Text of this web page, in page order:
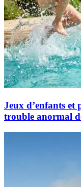
Jeux d’enfants et
trouble anormal